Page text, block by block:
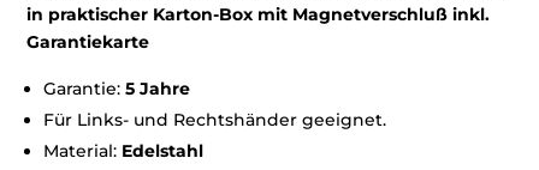
in praktischer Karton-Box mit Magnetverschluß inkl.
Garantiekarte
Garantie:5 Jahre
Für Links- und Rechtshänder geeignet.
Material: Edelstahl